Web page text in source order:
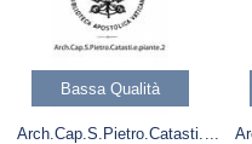
Bassa Qualità
Arch.Cap.S.Pietro.Catasti.